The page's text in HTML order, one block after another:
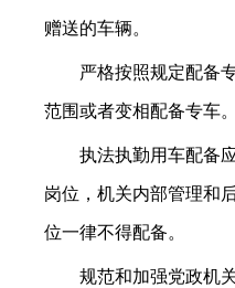
赠送的车辆。
严格按照规定配备专
范围或者变相配备专车。
执法执勤用车配备应
岗位，机关内部管理和
位一律不得配备。
规范和加强党政机关